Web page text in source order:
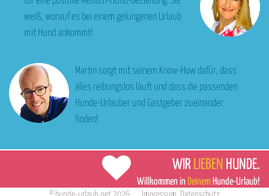
weiß, worauf es bei einem gelungenen Urlaub
mit Hund ankommt!
Martin sorgt mit seinem Know-How dafür, dass
alles reibungslos läuft und dass die passenden
Hunde-Urlauber und Gastgeber zueinander
finden!
WIR LIEBEN HUNDE.
Willkommen in Deinem Hunde-Urlaub!